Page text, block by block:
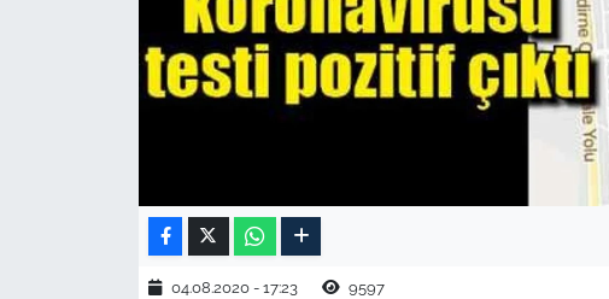
04.08.2020 - 17:23 9597
KIRKLARELİ